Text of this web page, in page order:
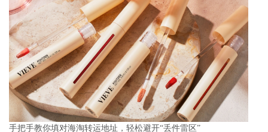
手把手教你填对海淘转运地址，轻松避开“丢件雷区”